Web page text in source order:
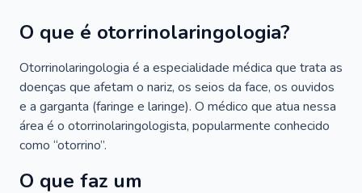
O que é otorrinolaringologia?
Otorrinolaringologia é a especialidade médica que trata as
doenças que afetam o nariz, os seios da face, os ouvidos
e a garganta (faringe e laringe). O médico que atua nessa
área é o otorrinolaringologista, popularmente conhecido
como “otorrino”.
O que faz um